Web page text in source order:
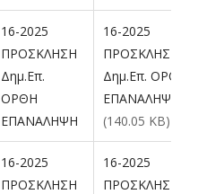
16-2025
ΠΡΟΣΚΛΗΣΗ
Δημ.Επ.
ΟΡΘΗ
ΕΠΑΝΑΛΗΨΗ
16-2025
ΠΡΟΣΚΛΗΣΗ
Δημ.Επ. ΟΡΘΗ
(140.05 KB)
16-2025
ΠΡΟΣΚΛΗΣΗ
16-2025
ΠΡΟΣΚΛΗΣΗ